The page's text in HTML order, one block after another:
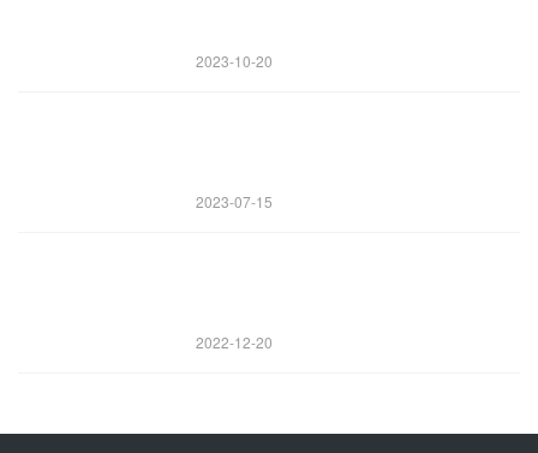
2023-10-20
2023-07-15
2022-12-20